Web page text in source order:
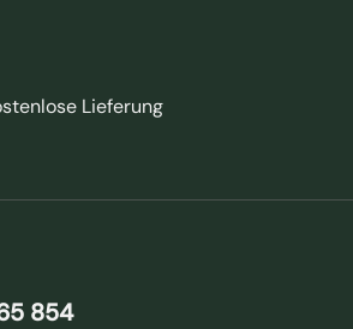
Lieferung
854